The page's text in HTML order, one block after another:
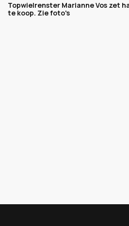
Topwielrenster Marianne Vos zet
te koop. Zie foto's